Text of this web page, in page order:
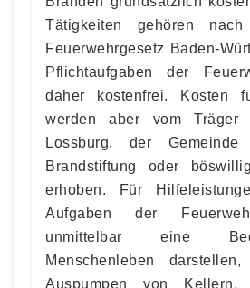
Tätigkeiten gehören
Feuerwehrgesetz Baden-
Pflichtaufgaben der
daher kostenfrei. Kosten
werden aber vom Träger
Lossburg, der
Brandstiftung oder
erhoben. Für
Aufgaben der
unmittelbar eine
Menschenleben
Auspumpen von Kellern,